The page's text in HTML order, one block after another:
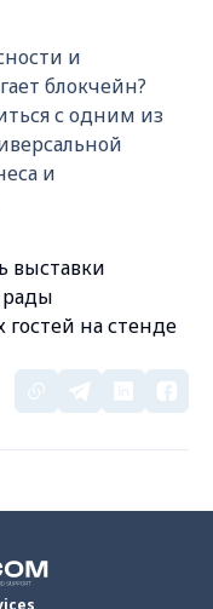
и
блокчейн?
с одним из
и
выставки
рады
гостей на стенде